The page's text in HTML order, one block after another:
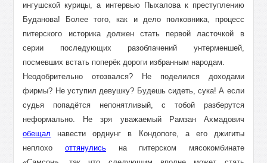
ингушской курицы, а интервью Пыхалова к преступлению
Буданова! Более того, как и дело полковника, процесс
питерского историка должен стать первой ласточкой в
серии последующих разоблачений унтерменшей,
посмевших встать поперёк дороги избранным народам.
Неодобрительно отозвался? Не поделился доходами
фирмы? Не уступил девушку? Будешь сидеть, сука! А если
судья попадётся непонятливый, с тобой разберутся
неформально. Не зря уважаемый Рамзан Ахмадович
обещал навести орднунг в Кондопоге, а его джигиты
неплохо оттянулисьна питерском мясокомбинате